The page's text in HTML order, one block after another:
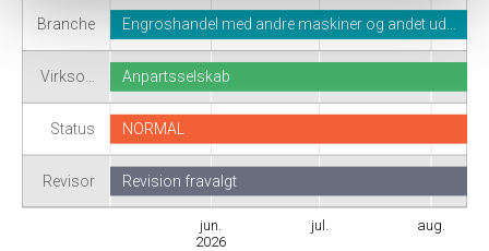
Branche
Virkso…
Status
Revisor
jun.
2026
jul. aug.
Engroshandel med andre maskiner og andet ud…
Anpartsselskab
NORMAL
Revision fravalgt